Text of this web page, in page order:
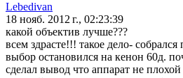
Lebedivan
18 нояб. 2012 г., 02:23:39
какой объектив лучше???
всем здрасте!!! такое дело- собрался
выбор остановился на кенон 60д.
сделал вывод что аппарат не